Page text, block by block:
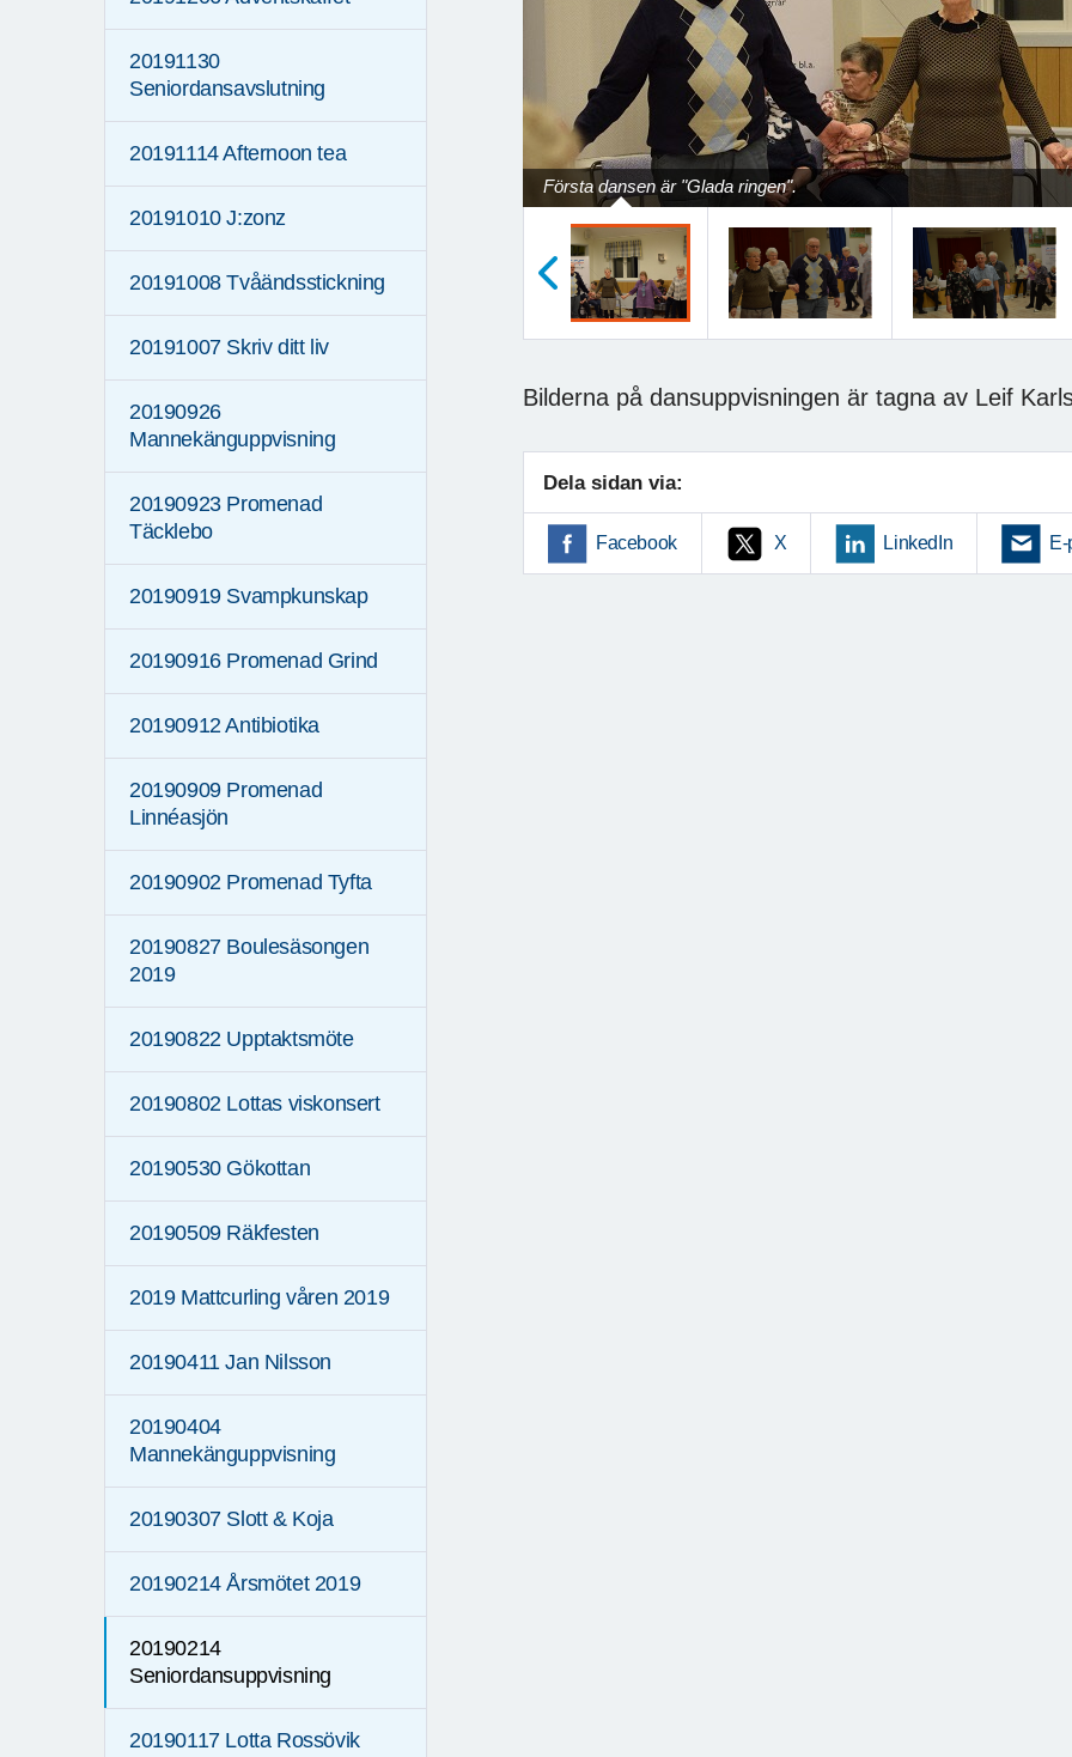
20191130
Seniordansavslutning
20191114 Afternoon tea
20191010 J:zonz
20191008 Tvåändsstickning
20191007 Skriv ditt liv
20190926
Mannekänguppvisning
20190923 Promenad
Täcklebo
20190919 Svampkunskap
20190916 Promenad Grind
20190912 Antibiotika
20190909 Promenad
Linnéasjön
20190902 Promenad Tyfta
20190827 Boulesäsongen
2019
20190822 Upptaktsmöte
20190802 Lottas viskonsert
20190530 Gökottan
20190509 Räkfesten
2019 Mattcurling våren 2019
20190411 Jan Nilsson
20190404
Mannekänguppvisning
20190307 Slott & Koja
20190214 Årsmötet 2019
20190214
Seniordansuppvisning
20190117 Lotta Rossövik
Första dansen är "Glada ringen".
Bilderna på dansuppvisningen är tagna av Leif
Dela sidan via:
Facebook X LinkedIn